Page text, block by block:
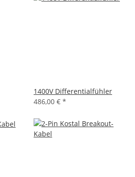
1400V Differentialfühler
486,00 € *